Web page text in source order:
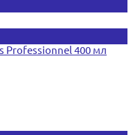
400 мл